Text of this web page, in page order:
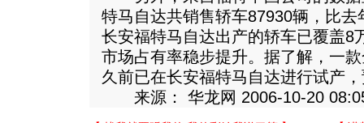
特马自达共销售轿车87930辆，比
长安福特马自达出产的轿车已覆盖8
市场占有率稳步提升。据了解，一
久前已在长安福特马自达进行试产
来源： 华龙网 2006-10-20